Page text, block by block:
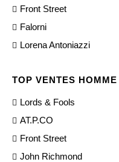
Front Street
Falorni
Lorena Antoniazzi
TOP VENTES HOMME
Lords & Fools
AT.P.CO
Front Street
John Richmond